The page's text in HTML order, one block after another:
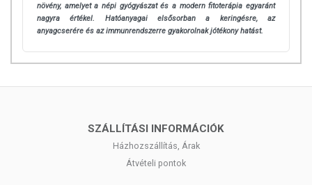
növény, amelyet a népi gyógyászat és a modern fitoterápia egyaránt
nagyra értékel. Hatóanyagai elsősorban a keringésre, az
anyagcserére és az immunrendszerre gyakorolnak jótékony hatást.
SZÁLLÍTÁSI INFORMÁCIÓK
Házhozszállítás, Árak
Átvételi pontok